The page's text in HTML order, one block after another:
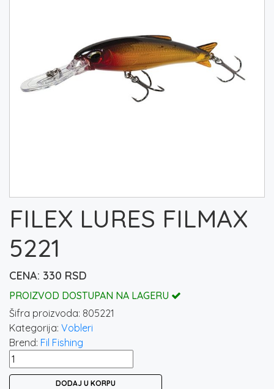
FILEX LURES FILMAX
5221
330 RSD
PROIZVOD DOSTUPAN NA LAGERU
Šifra proizvoda: 805221
Kategorija: Vobleri
Brend: Fil Fishing
FILEX
LURES
DODAJ U KORPU